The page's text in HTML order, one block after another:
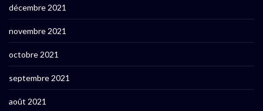
décembre 2021
novembre 2021
octobre 2021
septembre 2021
août 2021